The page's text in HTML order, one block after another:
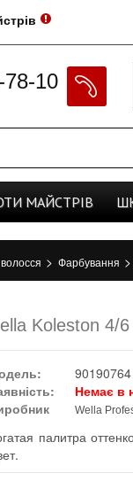
78-10
МАЙСТРІВ
> Фарбування >
Koleston 4/
90190764
Немає в
Wella
палитра